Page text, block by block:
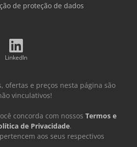
de proteção de dados
LinkedIn
ofertas e preços nesta página são
vinculativos!
concorda com nossos Termos e
de Privacidade.
aos seus respectivos